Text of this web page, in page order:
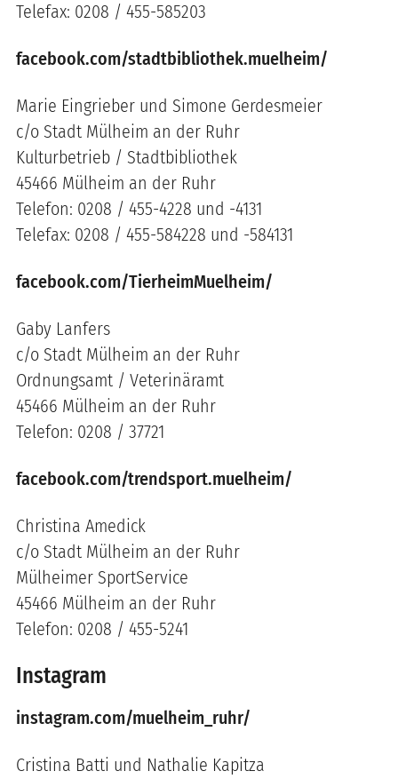
Telefax: 0208 / 455-585203
facebook.com/stadtbibliothek.muelheim/
Marie Eingrieber und Simone Gerdesmeier
c/o Stadt Mülheim an der Ruhr
Kulturbetrieb / Stadtbibliothek
45466 Mülheim an der Ruhr
Telefon: 0208 / 455-4228 und -4131
Telefax: 0208 / 455-584228 und -584131
facebook.com/TierheimMuelheim/
Gaby Lanfers
c/o Stadt Mülheim an der Ruhr
Ordnungsamt / Veterinäramt
45466 Mülheim an der Ruhr
Telefon: 0208 / 37721
facebook.com/trendsport.muelheim/
Christina Amedick
c/o Stadt Mülheim an der Ruhr
Mülheimer SportService
45466 Mülheim an der Ruhr
Telefon: 0208 / 455-5241
Instagram
instagram.com/muelheim_ruhr/
Cristina Batti und Nathalie Kapitza